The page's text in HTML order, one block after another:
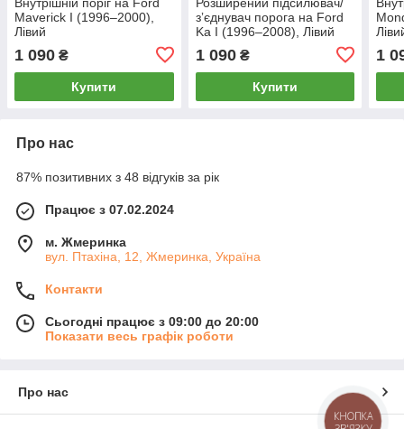
Maverick I (1996–2000),
Лівий
1 090 ₴
Купити
зʼєднувач порога на Ford
Ka I (1996–2008), Лівий
1 090₴
Купити
1
Про нас
87% позитивних з 48 відгуків за рік
Працює з 07.02.2024
м. Жмеринка
вул. Птахіна, 12, Жмеринка, Україна
Контакти
Сьогодні працює з 09:00 до 20:00
Показати весь графік роботи
Про нас
КНОПКА